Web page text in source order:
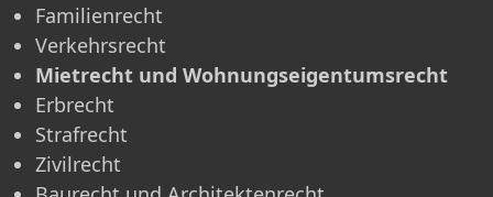
Familienrecht
Verkehrsrecht
Mietrecht und Wohnungseigentumsrecht
Erbrecht
Strafrecht
Zivilrecht